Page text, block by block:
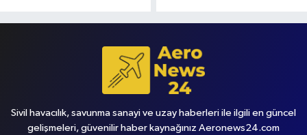
Sivil havacılık, savunma sanayi ve uzay haberleri ile ilgili en güncel
gelişmeleri, güvenilir haber kaynağınız Aeronews24.com